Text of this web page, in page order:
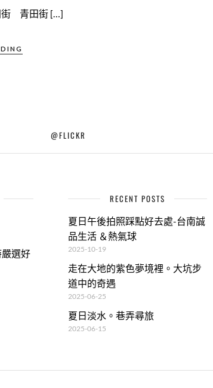
街 青田街 […]
@FLICKR
選好
RECENT POSTS
夏日午後拍照踩點好去處-台南誠
品生活 ＆熱氣球
2025-10-19
走在大地的紫色夢境裡。大坑步
道中的奇遇
2025-06-25
夏日淡水。巷弄尋旅
2025-06-15